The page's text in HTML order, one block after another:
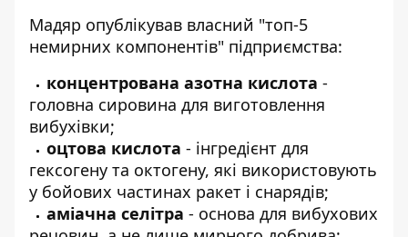
Мадяр опублікував власний "топ-5
немирних компонентів" підприємства:
концентрована азотна кислота -
головна сировина для виготовлення
вибухівки;
оцтова кислота - інгредієнт для
гексогену та октогену, які використовують
у бойових частинах ракет і снарядів;
аміачна селітра - основа для вибухових